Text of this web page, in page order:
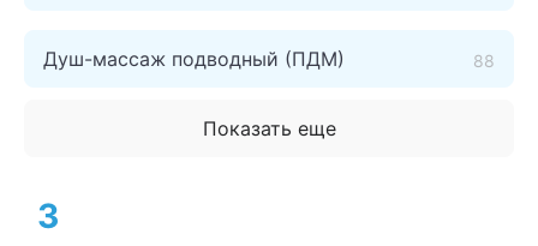
Душ-массаж подводный (ПДМ) 88
Показать еще
З